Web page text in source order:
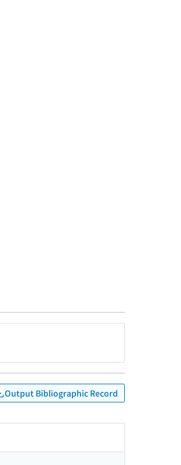
Output Bibliographic Record